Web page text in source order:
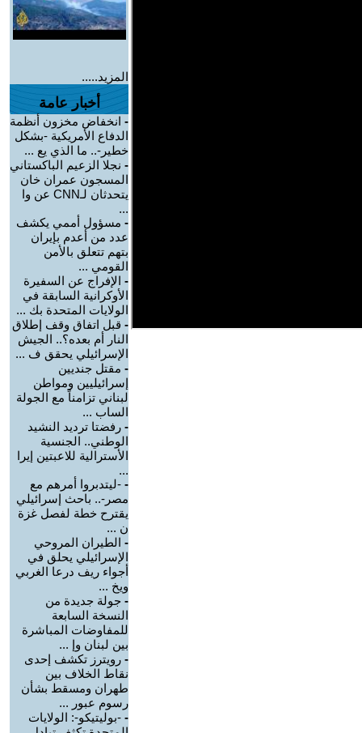
المزيد.....
أخبار عامة
- انخفاض مخزون أنظمة
الدفاع الأمريكية -بشكل
خطير-.. ما الذي يع ...
- نجلا الزعيم الباكستاني
المسجون عمران خان
يتحدثان لـCNN عن وا
...
- مسؤول أممي يكشف
عدد من أعدم بإيران
بتهم تتعلق بالأمن
القومي ...
- الإفراج عن السفيرة
الأوكرانية السابقة في
الولايات المتحدة بك ...
- قبل اتفاق وقف إطلاق
النار أم بعده؟.. الجيش
الإسرائيلي يحقق ف ...
- مقتل جنديين
إسرائيليين ومواطن
لبناني تزامناً مع الجولة
الساب ...
- رفضتا ترديد النشيد
الوطني.. الجنسية
الأسترالية للاعبتين إيرا
...
- -ليتدبروا أمرهم مع
مصر-.. باحث إسرائيلي
يقترح خطة لفصل غزة
ن ...
- الطيران المروحي
الإسرائيلي يحلق في
أجواء ريف درعا الغربي
ويخ ...
- جولة جديدة من
النسخة السابعة
للمفاوضات المباشرة
بين لبنان وإ ...
- رويترز تكشف إحدى
نقاط الخلاف بين
طهران ومسقط بشأن
رسوم عبور ...
- -بوليتيكو-: الولايات